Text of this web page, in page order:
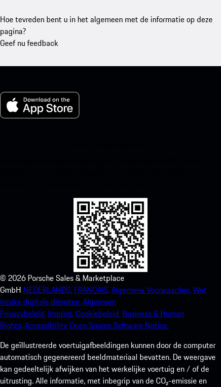
Hoe tevreden bent u in het algemeen met de informatie op deze
pagina?
Geef nu feedback
© 2026 Porsche Sales & Marketplace
GmbH NEDERLANDS. FRANCAIS.Algemene Voorwaarden.Wet
inzake digitale diensten.Algemeen
Privacybeleid. Imprint.Cookiebeleid. Business & Human
Rights.Accessibility.Open Source Software Notice.
De geïllustreerde voertuigafbeeldingen kunnen door de computer
automatisch gegenereerd beeldmateriaal bevatten. De weergave
kan gedeeltelijk afwijken van het werkelijke voertuig en / of de
uitrusting. Alle informatie, met inbegrip van de CO₂-emissie en